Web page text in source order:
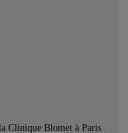
Clinique Blomet à Paris